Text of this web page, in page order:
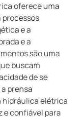
oferece uma
processos
e a
e a
são uma
buscam
de se
prensa
hidráulica elétrica
e confiável para